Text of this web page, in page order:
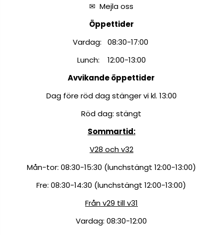
✉Mejla oss
Öppettider
Vardag: 08:30-17:00
Lunch: 12:00-13:00
Avvikande öppettider
Dag före röd dag stänger vi kl. 13:00
Röd dag: stängt
Sommartid:
V28 och v32
Mån-tor: 08:30-15:30 (lunchstängt 12:00-13:00)
Fre: 08:30-14:30 (lunchstängt 12:00-13:00)
Från v29 till v31
Vardag: 08:30-12:00